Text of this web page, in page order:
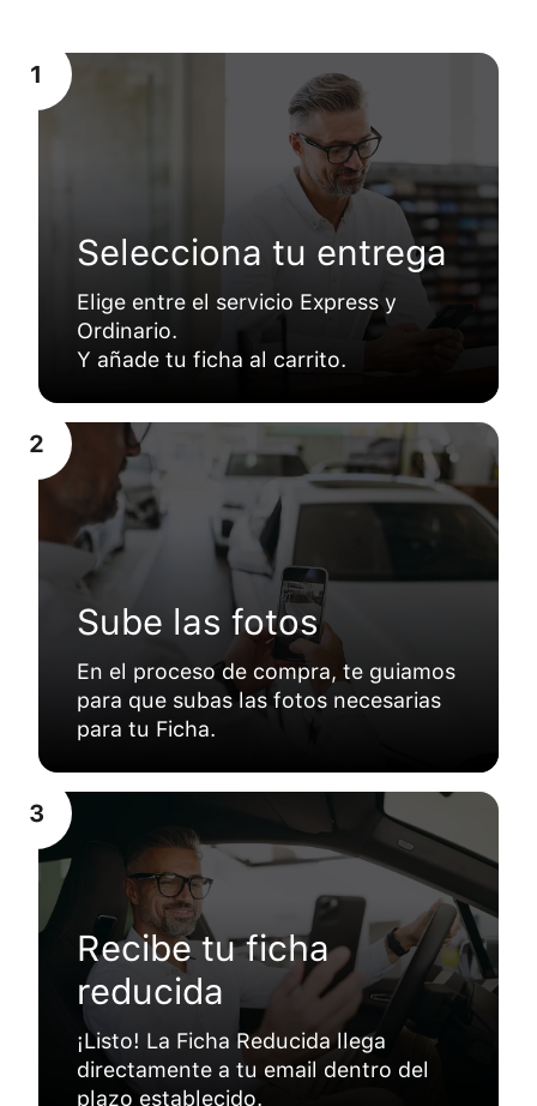
1
Selecciona tu entrega
Elige entre el servicio Express y
Ordinario.
Y añade tu ficha al carrito.
2
Sube las fotos
En el proceso de compra, te guiamos
para que subas las fotos necesarias
para tu Ficha.
3
Recibe tu ficha
reducida
¡Listo! La Ficha Reducida llega
directamente a tu email dentro del
plazo establecido.